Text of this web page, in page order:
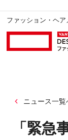
ファッション・ヘ
ニュース一覧
「緊急